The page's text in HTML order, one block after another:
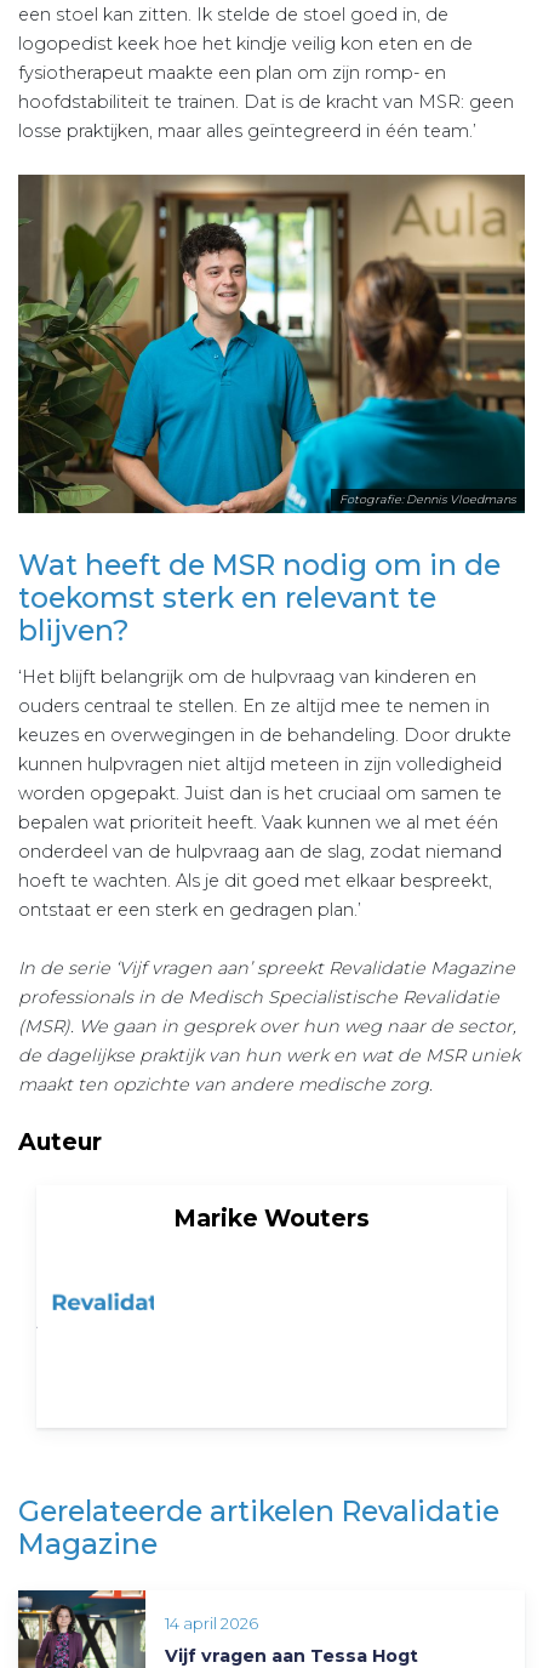
een stoel kan zitten. Ik stelde de stoel goed in, de
logopedist keek hoe het kindje veilig kon eten en de
fysiotherapeut maakte een plan om zijn romp- en
hoofdstabiliteit te trainen. Dat is de kracht van MSR: geen
losse praktijken, maar alles geïntegreerd in één team.’
Fotografie: Dennis Vloedmans
Wat heeft de MSR nodig om in de
toekomst sterk en relevant te
blijven?
‘Het blijft belangrijk om de hulpvraag van kinderen en
ouders centraal te stellen. En ze altijd mee te nemen in
keuzes en overwegingen in de behandeling. Door drukte
kunnen hulpvragen niet altijd meteen in zijn volledigheid
worden opgepakt. Juist dan is het cruciaal om samen te
bepalen wat prioriteit heeft. Vaak kunnen we al met één
onderdeel van de hulpvraag aan de slag, zodat niemand
hoeft te wachten. Als je dit goed met elkaar bespreekt,
ontstaat er een sterk en gedragen plan.’
In de serie ‘Vijf vragen aan’ spreekt Revalidatie Magazine
professionals in de Medisch Specialistische Revalidatie
(MSR). We gaan in gesprek over hun weg naar de sector,
de dagelijkse praktijk van hun werk en wat de MSR uniek
maakt ten opzichte van andere medische zorg.
Auteur
Marike Wouters
Gerelateerde artikelen Revalidatie
Magazine
14 april 2026
Vijf vragen aan Tessa Hogt